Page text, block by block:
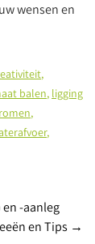
wensen en
,
balen, ligging
,
,
-aanleg
en Tips →